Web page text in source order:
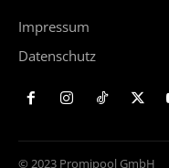
Impressum
Datenschutz
© 2023 Promipool GmbH